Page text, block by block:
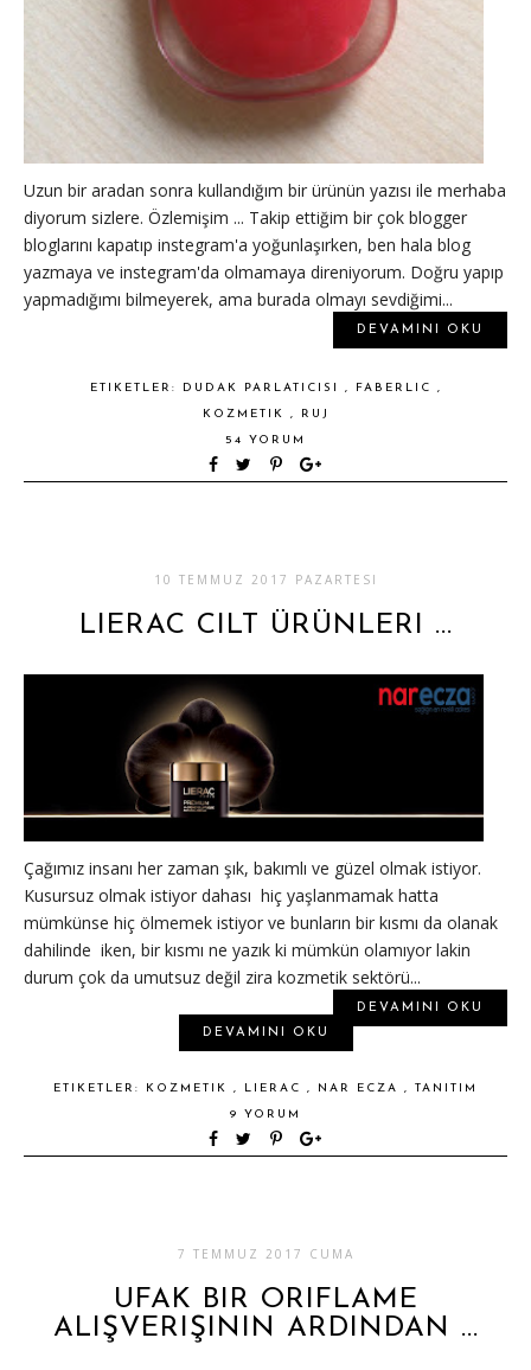
Uzun bir aradan sonra kullandığım bir ürünün yazısı ile merhaba
diyorum sizlere. Özlemişim ... Takip ettiğim bir çok blogger
bloglarını kapatıp instegram'a yoğunlaşırken, ben hala blog
yazmaya ve instegram'da olmamaya direniyorum. Doğru yapıp
yapmadığımı bilmeyerek, ama burada olmayı sevdiğimi...
DEVAMINI OKU
ETIKETLER: DUDAK PARLATICISI , FABERLIC ,
KOZMETIK ,
RUJ
54 YORUM
10 TEMMUZ 2017 PAZARTESI
LIERAC CILT ÜRÜNLERI ...
Çağımız insanı her zaman şık, bakımlı ve güzel olmak istiyor.
Kusursuz olmak istiyor dahası hiç yaşlanmamak hatta
mümkünse hiç ölmemek istiyor ve bunların bir kısmı da olanak
dahilinde iken, bir kısmı ne yazık ki mümkün olamıyor lakin
durum çok da umutsuz değil zira kozmetik sektörü...
DEVAMINI OKU
DEVAMINI OKU
ETIKETLER: KOZMETIK , LIERAC , NAR ECZA ,
TANITIM
9 YORUM
7 TEMMUZ 2017 CUMA
UFAK BIR ORIFLAME
ALIŞVERIŞININ ARDINDAN ...